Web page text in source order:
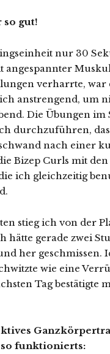
so gut!
nur 30
angespannter
verharrte, war
anstrengend, um
Die Übungen im
durchzuführen, das
nach einer
Bizep Curls mit den
ich gleichzeitig
stieg ich von der
hätte gerade zwei
her geschmissen.
wie eine
Tag bestätigte
funktionierts: